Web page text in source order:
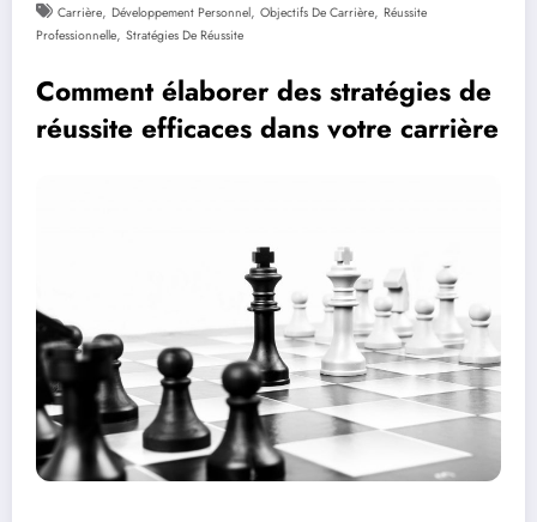
Carrière, Développement Personnel, Objectifs De Carrière, Réussite
Professionnelle, Stratégies De Réussite
Comment élaborer des stratégies de
réussite efficaces dans votre carrière